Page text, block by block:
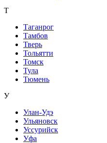
Т
Таганрог
Тамбов
Тверь
Тольятти
Томск
Тула
Тюмень
У
Улан-Удэ
Ульяновск
Уссурийск
Уфа